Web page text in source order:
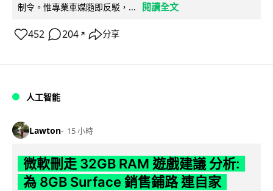
制令。惟專業車媒隨即反駁，...
閱讀全文
452 204 ↗ 分享
人工智能
Lawton 15 小時
微軟刪走 32GB RAM 遊戲建議 分析:
為 8GB Surface 銷售鋪路 連自家